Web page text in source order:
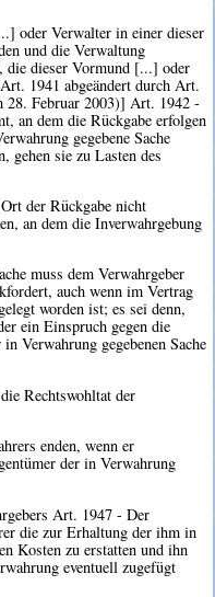
oder Verwalter in einer dieser
und die Verwaltung
die dieser Vormund [...] oder
1941 abgeändert durch Art.
28. Februar 2003)] Art. 1942 -
an dem die Rückgabe erfolgen
gegebene Sache
gehen sie zu Lasten des
der Rückgabe nicht
an dem die Inverwahrgebung
muss dem Verwahrgeber
auch wenn im Vertrag
worden ist; es sei denn,
ein Einspruch gegen die
Verwahrung gegebenen Sache
Rechtswohltat der
enden, wenn er
der in Verwahrung
Art. 1947 - Der
die zur Erhaltung der ihm in
Kosten zu erstatten und ihn
eventuell zugefügt